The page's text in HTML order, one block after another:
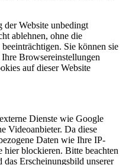
der Website unbedingt
ablehnen, ohne die
Sie können sie
Browsereinstellungen
auf dieser Website
Dienste wie Google
Videoanbieter. Da diese
Daten wie Ihre IP-
hier blockieren. Bitte beachten
das Erscheinungsbild unserer